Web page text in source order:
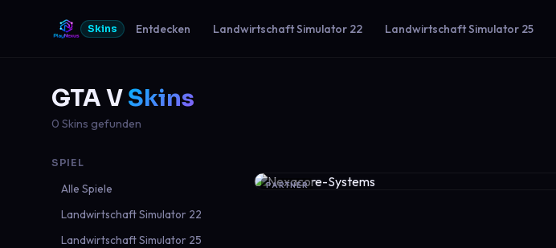
Skins Entdecken Landwirtschaft Simulator 22 Landwirtschaft Simulator 25
GTA VSkins
0 Skins gefunden
SPIEL
Alle Spiele
Landwirtschaft Simulator 22
Landwirtschaft Simulator 25
PARTNER